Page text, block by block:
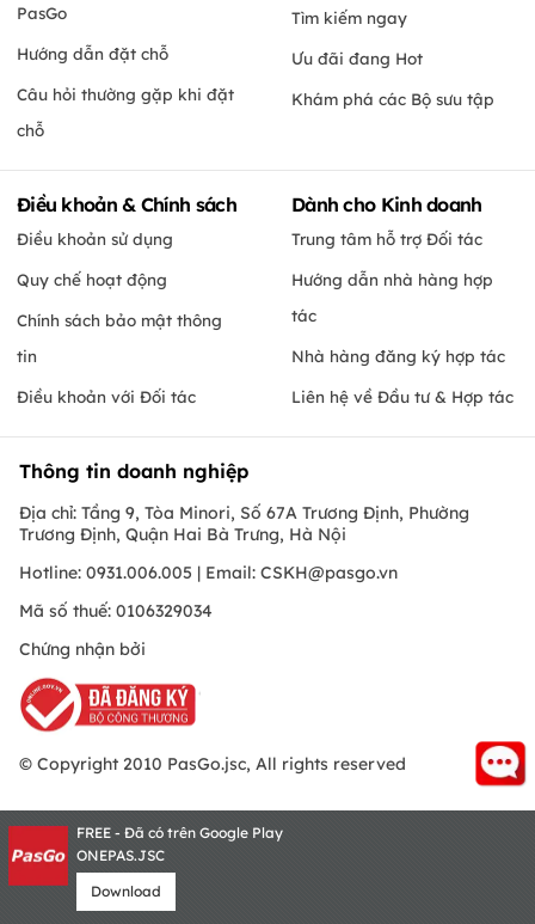
PasGo
Hướng dẫn đặt chỗ
Câu hỏi thường gặp khi đặt
chỗ
Tìm kiếm ngay
Ưu đãi đang Hot
Khám phá các Bộ sưu tập
Điều khoản & Chính sách
Điều khoản sử dụng
Quy chế hoạt động
Chính sách bảo mật thông
tin
Điều khoản với Đối tác
Dành cho Kinh doanh
Trung tâm hỗ trợ Đối tác
Hướng dẫn nhà hàng hợp
tác
Nhà hàng đăng ký hợp tác
Liên hệ về Đầu tư & Hợp tác
Thông tin doanh nghiệp
Địa chỉ: Tầng 9, Tòa Minori, Số 67A Trương Định, Phường
Trương Định, Quận Hai Bà Trưng, Hà Nội
Hotline: 0931.006.005 | Email: CSKH@pasgo.vn
Mã số thuế: 0106329034
Chứng nhận bởi
© Copyright 2010 PasGo.jsc, All rights reserved
FREE - Đã có trên Google Play
ONEPAS.JSC
Download